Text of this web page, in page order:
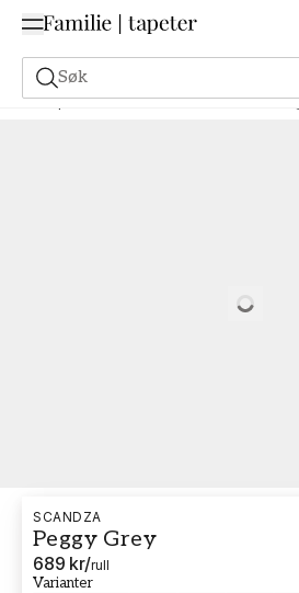
Søk
Tapeter Merke Scandza Scandza
SCANDZA
Peggy Grey
689 kr/rull
Varianter